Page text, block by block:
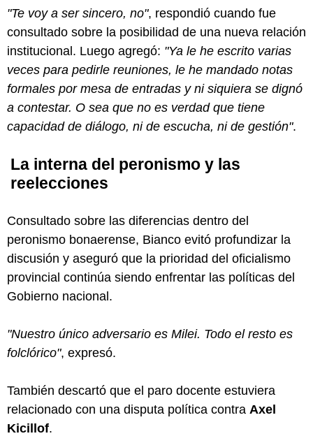
"Te voy a ser sincero, no", respondió cuando fue
consultado sobre la posibilidad de una nueva relación
institucional. Luego agregó: "Ya le he escrito varias
veces para pedirle reuniones, le he mandado notas
formales por mesa de entradas y ni siquiera se dignó
a contestar. O sea que no es verdad que tiene
capacidad de diálogo, ni de escucha, ni de gestión".
La interna del peronismo y las
reelecciones
Consultado sobre las diferencias dentro del
peronismo bonaerense, Bianco evitó profundizar la
discusión y aseguró que la prioridad del oficialismo
provincial continúa siendo enfrentar las políticas del
Gobierno nacional.
"Nuestro único adversario es Milei. Todo el resto es
folclórico", expresó.
También descartó que el paro docente estuviera
relacionado con una disputa política contra Axel
Kicillof.